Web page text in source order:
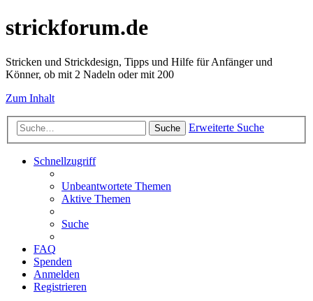
strickforum.de
Stricken und Strickdesign, Tipps und Hilfe für Anfänger und
Könner, ob mit 2 Nadeln oder mit 200
Zum Inhalt
Suche Erweiterte Suche
Schnellzugriff
Unbeantwortete Themen
Aktive Themen
Suche
FAQ
Spenden
Anmelden
Registrieren